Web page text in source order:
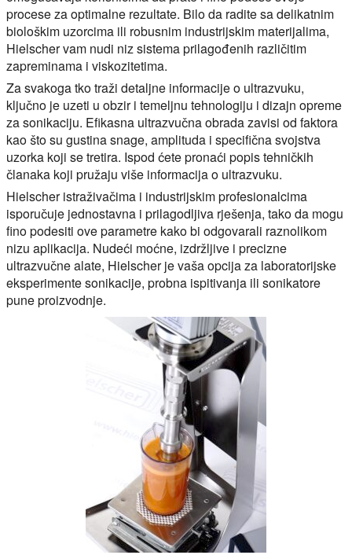
procese za optimalne rezultate. Bilo da radite sa delikatnim
biološkim uzorcima ili robusnim industrijskim materijalima,
Hielscher vam nudi niz sistema prilagođenih različitim
zapreminama i viskozitetima.
Za svakoga tko traži detaljne informacije o ultrazvuku,
ključno je uzeti u obzir i temeljnu tehnologiju i dizajn opreme
za sonikaciju. Efikasna ultrazvučna obrada zavisi od faktora
kao što su gustina snage, amplituda i specifična svojstva
uzorka koji se tretira. Ispod ćete pronaći popis tehničkih
članaka koji pružaju više informacija o ultrazvuku.
Hielscher istraživačima i industrijskim profesionalcima
isporučuje jednostavna i prilagodljiva rješenja, tako da mogu
fino podesiti ove parametre kako bi odgovarali raznolikom
nizu aplikacija. Nudeći moćne, izdržljive i precizne
ultrazvučne alate, Hielscher je vaša opcija za laboratorijske
eksperimente sonikacije, probna ispitivanja ili sonikatore
pune proizvodnje.